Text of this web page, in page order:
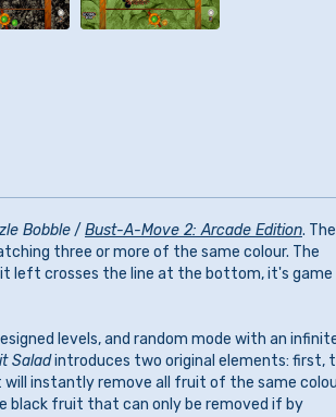
Bobble/ Bust-A-Move 2: Arcade Edition. The
three or more of the same colour. The
left crosses the line at the bottom, it's game
levels, and random mode with an
Saladintroduces two original elements: first,
instantly remove all fruit of the same
black fruit that can only be removed if by